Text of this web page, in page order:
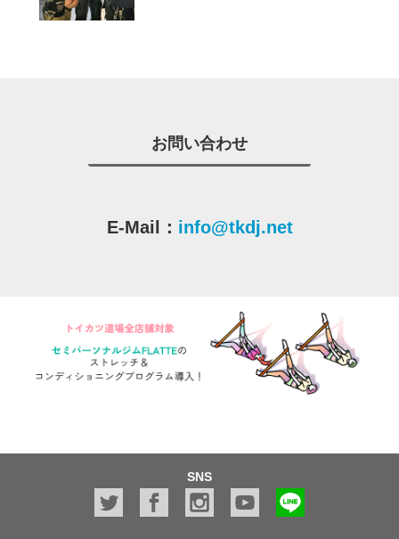
お問い合わせ
E-Mail： info@tkdj.net
SNS